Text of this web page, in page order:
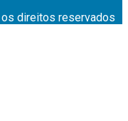
direitos reservados